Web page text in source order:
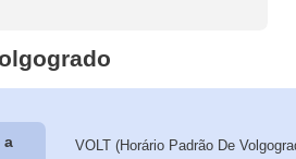
a
VOLT (Horário Padrão De